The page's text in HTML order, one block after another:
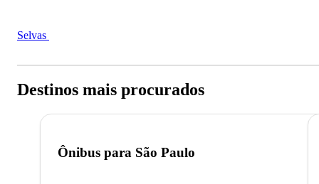
Selvas
Destinos mais procurados
Ônibus para São Paulo